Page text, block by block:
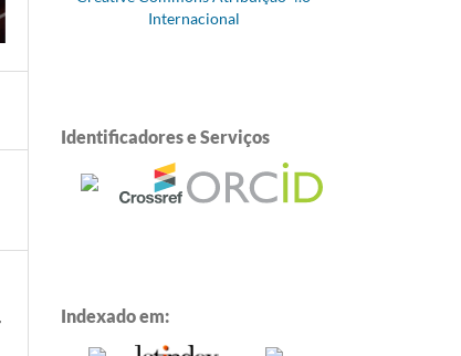
Internacional
Identificadores e Serviços
Indexado em: